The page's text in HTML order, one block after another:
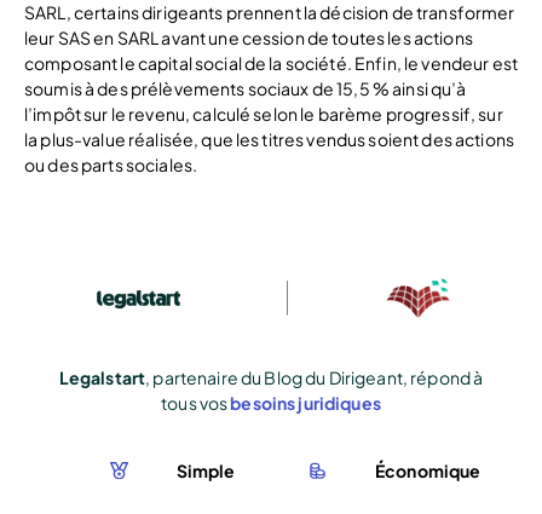
SARL, certains dirigeants prennent la décision de transformer
leur SAS en SARL avant une cession de toutes les actions
composant le capital social de la société. Enfin, le vendeur est
soumis à des prélèvements sociaux de 15,5 % ainsi qu’à
l’impôt sur le revenu, calculé selon le barème progressif, sur
la plus-value réalisée, que les titres vendus soient des actions
ou des parts sociales.
Legalstart, partenaire du Blog du Dirigeant, répond à
tous vosbesoins juridiques
Simple Économique